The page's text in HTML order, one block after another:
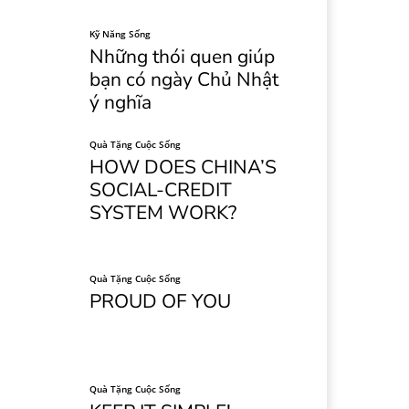
Kỹ Năng Sống
Những thói quen giúp
bạn có ngày Chủ Nhật
ý nghĩa
Quà Tặng Cuộc Sống
HOW DOES CHINA’S
SOCIAL-CREDIT
SYSTEM WORK?
Quà Tặng Cuộc Sống
PROUD OF YOU
Quà Tặng Cuộc Sống